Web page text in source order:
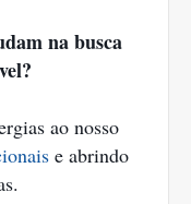
na busca
ao nosso
e abrindo